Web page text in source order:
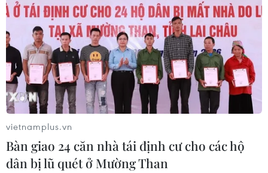
vietnamplus.vn
Bàn giao 24 căn nhà tái định cư cho các hộ
dân bị lũ quét ở Mường Than